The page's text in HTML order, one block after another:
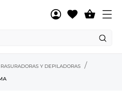

RASURADORAS Y DEPILADORAS